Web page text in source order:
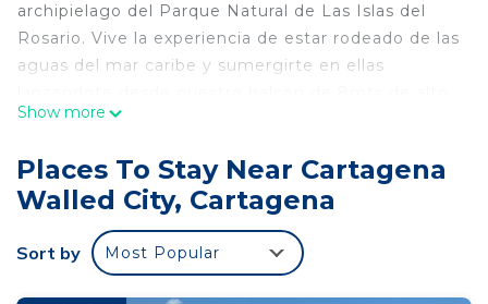
archipielago del Parque Natural de Las Islas del
Rosario. Vive la experiencia de estar rodeado de las
aguas del mar caribe y sumergirte en ellas
Descansa y desconectate del ruido y de los afanes
haz parte del hermoso paisaje de Kalua.
El alojamiento
Esta hecho para descansar , para alejarte del ruido
Show more
Places To Stay Near Cartagena
Walled City, Cartagena
Sort by Most Popular